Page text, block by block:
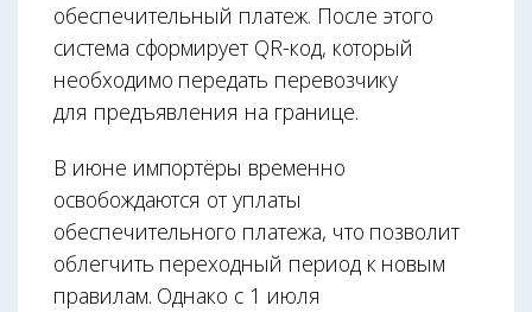
обеспечительный платеж. После этого
система сформирует QR-код, который
необходимо передать перевозчику
для предъявления на границе.
В июне импортёры временно
освобождаются от уплаты
обеспечительного платежа, что позволит
облегчить переходный период к новым
правилам. Однако с 1 июля